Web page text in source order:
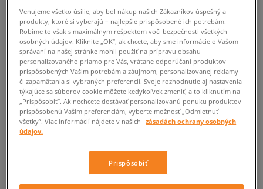
+ 100 BODOV V SIZEERCLUBE
Informujte ma o dostupnosti
Ak bude položka opäť dostupná, dostanete od nás oznámenie.
Vyberte veľkosť
Veľkosti EU
30,5 18,5 cm Informovať o dostupnosti
Venujeme všetko úsilie, aby bol nákup našich Zákazníkov úspešný a
produkty, ktoré si vyberajú – najlepšie prispôsobené ich potrebám.
Robíme to však s maximálnym rešpektom voči bezpečnosti všetkých
osobných údajov. Kliknite „OK”, ak chcete, aby sme informácie o Vašom
správaní na našej stránke mohli použiť na prípravu obsahu
personalizovaného priamo pre Vás, vrátane odporúčaní produktov
prispôsobených Vašim potrebám a záujmom, personalizovanej reklamy
či zapamätania si vybraných preferencií. Svoje rozhodnutie aj nastavenia
týkajúce sa súborov cookie môžete kedykoľvek zmeniť, a to kliknutím na
„Prispôsobiť”. Ak nechcete dostávať personalizovanú ponuku produktov
prispôsobenú Vašim preferenciám, vyberte možnosť „Odmietnuť
všetky”. Viac informácií nájdete v našich
zásadách ochrany osobných
údajov.
Prispôsobiť